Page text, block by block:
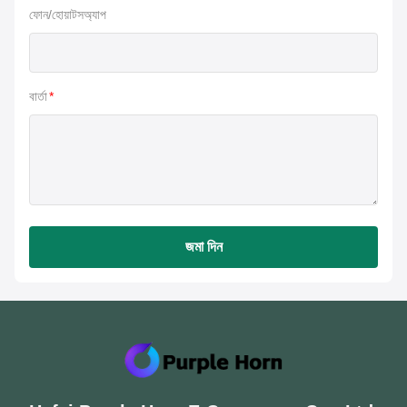
ফোন/হোয়াটসঅ্যাপ
বার্তা*
জমা দিন